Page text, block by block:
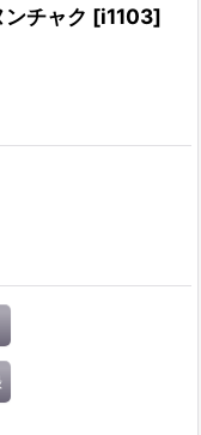
チャク [i1103]